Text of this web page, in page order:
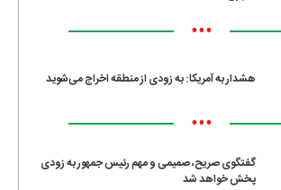
•••
هشدار به آمریکا: به زودی از منطقه اخراج می‌شوید
•••
گفتگوی صریح، صمیمی و مهم رئیس جمهور به زودی
پخش خواهد شد